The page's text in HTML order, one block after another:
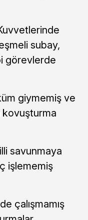
subay,
görevlerde
giymemiş ve
kovuşturma
savunmaya
işlememiş
çalışmamış